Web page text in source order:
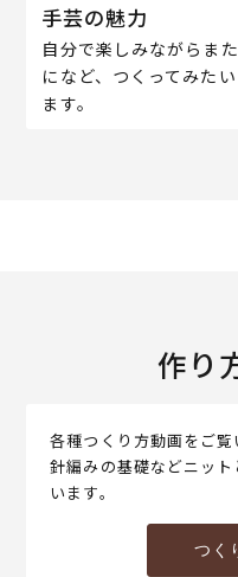
手芸の魅力
自分で楽しみながらま
になど、つくってみた
ます。
作り
各種つくり方動画をご
針編みの基礎などニッ
います。
つく